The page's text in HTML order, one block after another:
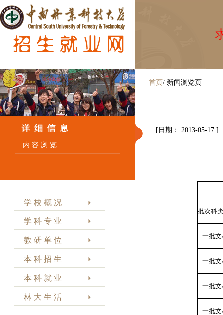
内 容 浏 览
学 校 概 况
学 科 专 业
教 研 单 位
本 科 招 生
本 科 就 业
林 大 生 活
首页 / 新闻浏览页
[日期： 2013-05-17 ]
批次科类
一批文
一批文
一批文
一批文